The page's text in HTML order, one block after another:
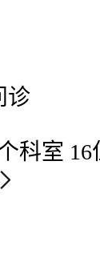
诊
科室 16